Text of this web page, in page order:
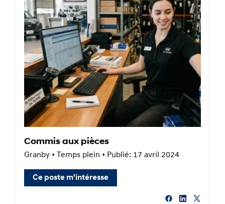
Commis aux pièces
Granby • Temps plein • Publié: 17 avril 2024
Ce poste m'intéresse